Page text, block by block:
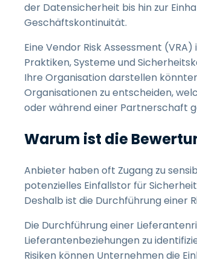
der Datensicherheit bis hin zur
Geschäftskontinuität.
Eine Vendor Risk Assessment
Praktiken, Systeme und
Ihre Organisation darstellen
Organisationen zu entscheiden,
oder während einer Partnerschaft
Warum ist die
Anbieter haben oft Zugang zu
potenzielles Einfallstor für
Deshalb ist die Durchführung einer
Die Durchführung einer
Lieferantenbeziehungen zu
Risiken können Unternehmen die